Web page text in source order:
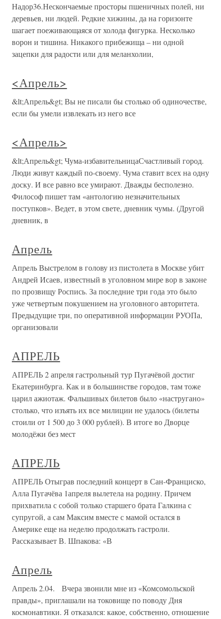
Надор36.Нескончаемые просторы пшеничных полей, ни
деревьев, ни людей. Редкие хижины, да на горизонте
шагает поеживающаяся от холода фигурка. Несколько
ворон и тишина. Никакого прибежища – ни одной
зацепки для радости или для меланхолии,
<Апрель>
&lt;Апрель&gt; Вы не писали бы столько об одиночестве,
если бы умели извлекать из него все
<Апрель>
&lt;Апрель&gt; Чума-избавительницаСчастливый город.
Люди живут каждый по-своему. Чума ставит всех на одну
доску. И все равно все умирают. Дважды бесполезно.
Философ пишет там «антологию незначительных
поступков». Ведет, в этом свете, дневник чумы. (Другой
дневник, в
Апрель
Апрель Выстрелом в голову из пистолета в Москве убит
Андрей Исаев, известный в уголовном мире вор в законе
по прозвищу Роспись. За последние три года это было
уже четвертым покушением на уголовного авторитета.
Предыдущие три, по оперативной информации РУОПа,
организовали
АПРЕЛЬ
АПРЕЛЬ 2 апреля гастрольный тур Пугачёвой достиг
Екатеринбурга. Как и в большинстве городов, там тоже
царил ажиотаж. Фальшивых билетов было «настругано»
столько, что изъять их все милиции не удалось (билеты
стоили от 1 500 до 3 000 рублей). В итоге во Дворце
молодёжи без мест
АПРЕЛЬ
АПРЕЛЬ Отыграв последний концерт в Сан-Франциско,
Алла Пугачёва 1апреля вылетела на родину. Причем
прихватила с собой только старшего брата Галкина с
супругой, а сам Максим вместе с мамой остался в
Америке еще на неделю продолжать гастроли.
Рассказывает В. Шпакова: «В
Апрель
Апрель 2.04. Вчера звонили мне из «Комсомольской
правды», приглашали на токовище по поводу Дня
космонавтики. Я отказался: какое, собственно, отношение